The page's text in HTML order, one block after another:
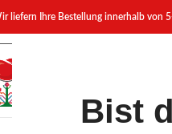
Bist
liefern Ihre Bestellung innerhalb von